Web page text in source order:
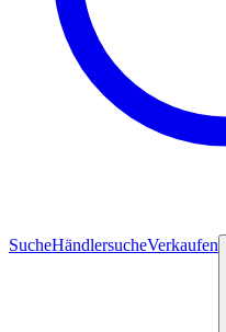
SucheHändlersucheVerkaufen